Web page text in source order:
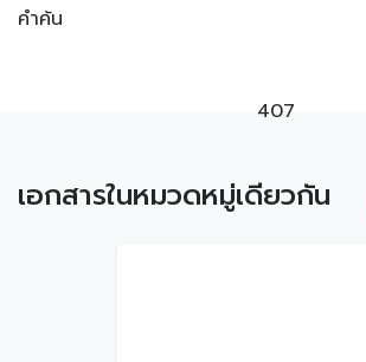
คำค้น
407
เอกสารในหมวดหมู่เดียวกัน